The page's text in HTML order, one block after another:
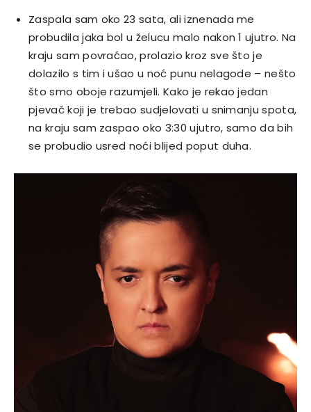
Zaspala sam oko 23 sata, ali iznenada me
probudila jaka bol u želucu malo nakon 1 ujutro. Na
kraju sam povraćao, prolazio kroz sve što je
dolazilo s tim i ušao u noć punu nelagode – nešto
što smo oboje razumjeli. Kako je rekao jedan
pjevač koji je trebao sudjelovati u snimanju spota,
na kraju sam zaspao oko 3:30 ujutro, samo da bih
se probudio usred noći blijed poput duha.